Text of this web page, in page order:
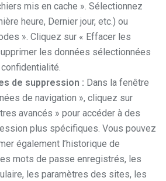
mis en cache ». Sélectionnez
heure, Dernier jour, etc.) ou
». Cliquez sur « Effacer les
les données sélectionnées
de suppression : Dans la fenêtre
de navigation », cliquez sur
avancés » pour accéder à des
plus spécifiques. Vous pouvez
également l’historique de
mots de passe enregistrés, les
les paramètres des sites, les